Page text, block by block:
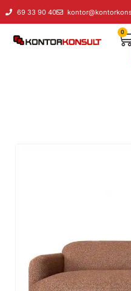
69 33 90 40
0